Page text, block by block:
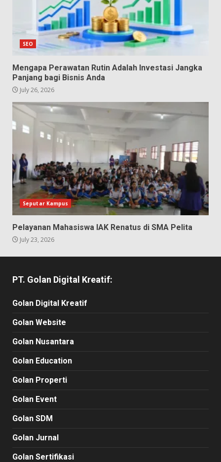
SEO
Mengapa Perawatan Rutin Adalah Investasi Jangka
Panjang bagi Bisnis Anda
July 26, 2026
Seputar Kampus
Pelayanan Mahasiswa IAK Renatus di SMA Pelita
July 23, 2026
PT. Golan Digital Kreatif:
Golan Digital Kreatif
Golan Website
Golan Nusantara
Golan Education
Golan Properti
Golan Event
Golan SDM
Golan Jurnal
Golan Sertifikasi